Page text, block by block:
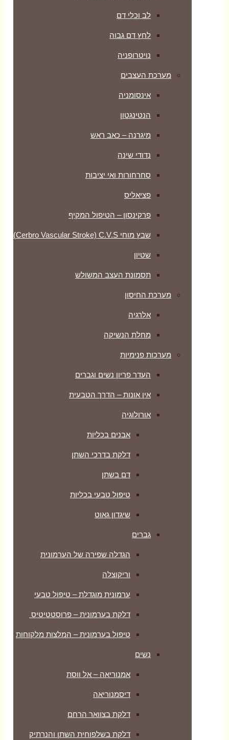
לב וכלי דם
לחץ דם גבוה
נויטרופניה
מערכת העצבים
אינסומניה
הנטינגטון
מיגרנה – כאב ראש
נדודי שינה
סחרחורות ואי יציבות
פציאליס
פרקינסון – הטיפול המקיף
שבץ מוחי Cerbro Vascular Stroke) C.V.S)
שטיון
תסמונת העצב המשולש
מערכת החיסון
אלרגיה
מחלת הנשיקה
מערכות פנימיות
העדר פריון נשים וגברים
אין אונות – הדרך הטבעית
אורולוגיה
אבנים בכליות
דלקת בדרכי השתן
דם בשתן
טיפול טבעי בכליות
שיגדון גאוט
גברים
הגדלה שפירה של הערמונית
וריקוצלה
ערמונית מוגדלת – טיפול טבעי
דלקת בערמונית – פרוסטטיטיס
טיפול בערמונית – המלצות מלקוחות
נשים
אמנוריאה – אל ווסת
דיסמנוריאה
דלקת בצוואר הרחם
דלקת בשלפוחית השתן והנרתיק